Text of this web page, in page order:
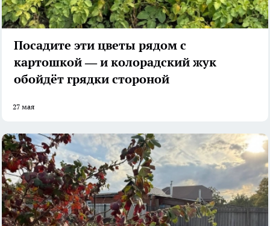
Посадите эти цветы рядом с
картошкой — и колорадский жук
обойдёт грядки стороной
27 мая